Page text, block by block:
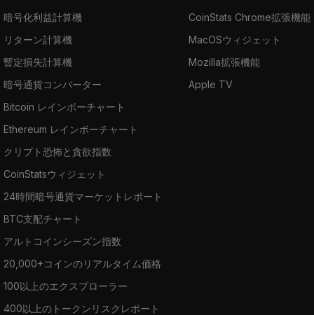
暗号化利益計算機
リターン計算機
暫定損失計算機
暗号通貨コンバーター
Bitcoin レインボーチャート
Ethereum レインボーチャート
クリプト恐怖と貪欲指数
CoinStatsウィジェット
24時間暗号通貨マーケットレポート
BTC支配チャート
アルトコインシーズン指数
20,000+コインのリアルタイム価格
100以上のエクスプローラー
400以上のトークンリスクレポート
CoinStats Chrome拡張機能
MacOSウィジェット
Mozilla拡張機能
Apple TV